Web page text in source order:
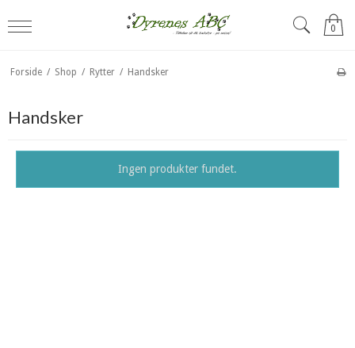
0
Forside / Shop / Rytter / Handsker
Handsker
Ingen produkter fundet.